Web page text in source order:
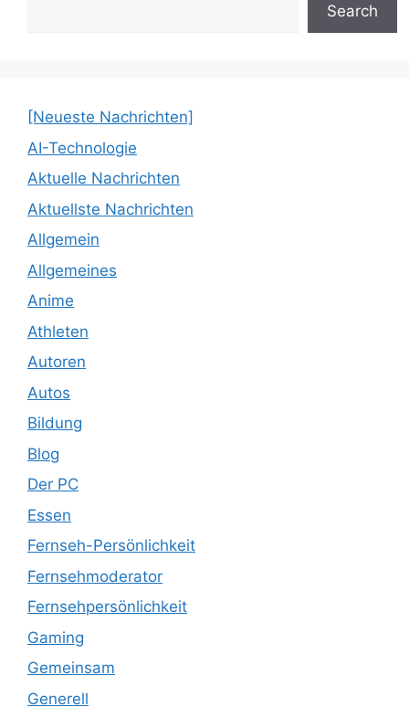
Search
[Neueste Nachrichten]
AI-Technologie
Aktuelle Nachrichten
Aktuellste Nachrichten
Allgemein
Allgemeines
Anime
Athleten
Autoren
Autos
Bildung
Blog
Der PC
Essen
Fernseh-Persönlichkeit
Fernsehmoderator
Fernsehpersönlichkeit
Gaming
Gemeinsam
Generell